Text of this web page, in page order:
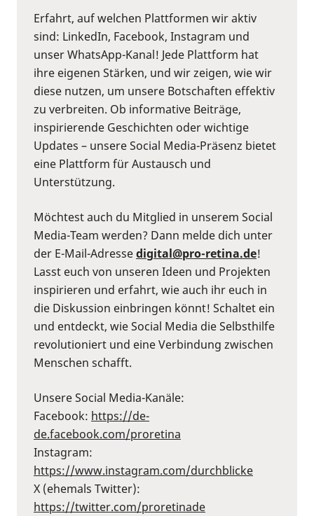
Erfahrt, auf welchen Plattformen wir aktiv
sind: LinkedIn, Facebook, Instagram und
unser WhatsApp-Kanal! Jede Plattform hat
ihre eigenen Stärken, und wir zeigen, wie wir
diese nutzen, um unsere Botschaften effektiv
zu verbreiten. Ob informative Beiträge,
inspirierende Geschichten oder wichtige
Updates – unsere Social Media-Präsenz bietet
eine Plattform für Austausch und
Unterstützung.
Möchtest auch du Mitglied in unserem Social
Media-Team werden? Dann melde dich unter
der E-Mail-Adressedigital@pro-retina.de!
Lasst euch von unseren Ideen und Projekten
inspirieren und erfahrt, wie auch ihr euch in
die Diskussion einbringen könnt! Schaltet ein
und entdeckt, wie Social Media die Selbsthilfe
revolutioniert und eine Verbindung zwischen
Menschen schafft.
Unsere Social Media-Kanäle:
Facebook: ⁠https://de-
de.facebook.com/proretina⁠
Instagram:
⁠https://www.instagram.com/durchblicke⁠
X (ehemals Twitter):
⁠https://twitter.com/proretinade⁠